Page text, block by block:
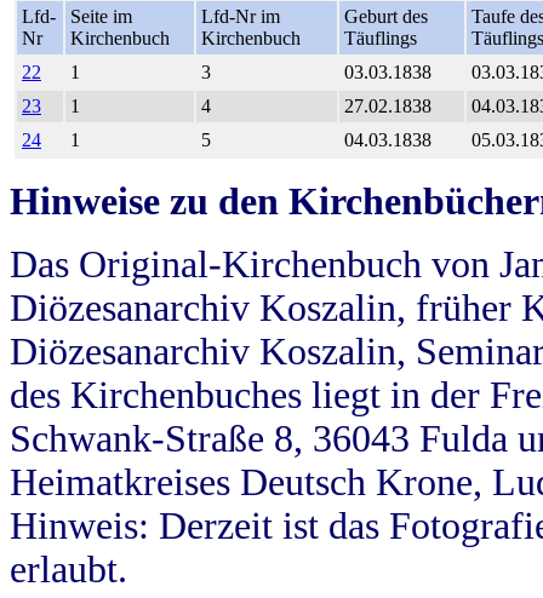
Lfd-
Nr
Seite im
Kirchenbuch
Lfd-Nr im
Kirchenbuch
Geburt des
Täuflings
Taufe
Täuflings
22
1 3 03.03.1838
23
1 4 27.02.1838
24
1 5 04.03.1838
Hinweise zu den
Das Original-Kirchenbuch von
Diözesanarchiv Koszalin, früher
Diözesanarchiv Koszalin,
des Kirchenbuches liegt in der
Schwank-Straße 8, 36043 Fulda
Heimatkreises Deutsch Krone,
Hinweis: Derzeit ist das
erlaubt.